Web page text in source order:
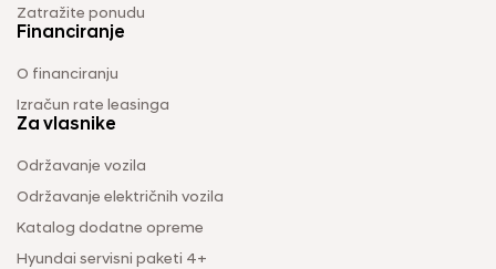
Zatražite ponudu
Financiranje
O financiranju
Izračun rate leasinga
Za vlasnike
Održavanje vozila
Održavanje električnih vozila
Katalog dodatne opreme
Hyundai servisni paketi 4+